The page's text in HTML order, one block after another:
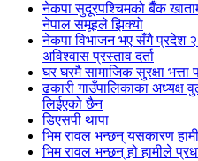
नेकपा सुदूरपश्चिमको बैँक
नेपाल समूहले झिक्य‍ो
नेकपा विभाजन भए सँगै प्रदेश
अविश्वास प्रस्ताव दर्ता
घर घरमै सामाजिक सुुरक्षा भत्ता
ढकारी गाउँपालिकाका अध्यक्ष
लिईएको छैन
डिएसपी थापा
भिम रावल भन्छन् यसकारण
भिम रावल भन्छन् हो हामीले